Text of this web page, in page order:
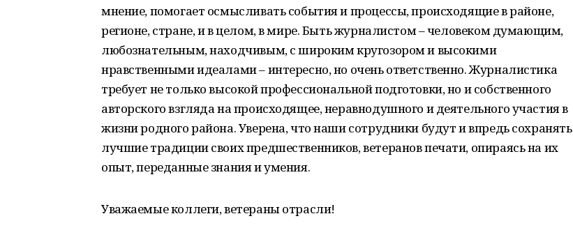
мнение, помогает осмысливать события и процессы, происходящие в районе,
регионе, стране, и в целом, в мире. Быть журналистом – человеком думающим,
любознательным, находчивым, с широким кругозором и высокими
нравственными идеалами – интересно, но очень ответственно. Журналистика
требует не только высокой профессиональной подготовки, но и собственного
авторского взгляда на происходящее, неравнодушного и деятельного участия в
жизни родного района. Уверена, что наши сотрудники будут и впредь сохранять
лучшие традиции своих предшественников, ветеранов печати, опираясь на их
опыт, переданные знания и умения.
Уважаемые коллеги, ветераны отрасли!